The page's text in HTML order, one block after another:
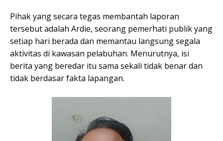
Pihak yang secara tegas membantah laporan
tersebut adalah Ardie, seorang pemerhati publik yang
setiap hari berada dan memantau langsung segala
aktivitas di kawasan pelabuhan. Menurutnya, isi
berita yang beredar itu sama sekali tidak benar dan
tidak berdasar fakta lapangan.